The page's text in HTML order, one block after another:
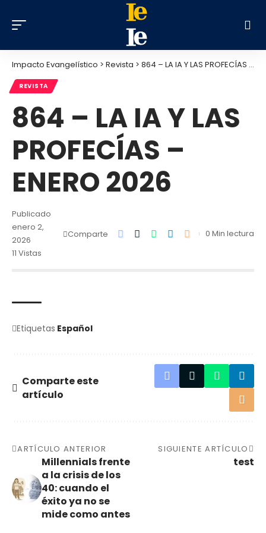
Impacto Evangelístico > Revista > 864 – LA IA Y LAS PROFECÍAS – ENERO 2026
REVISTA
864 – LA IA Y LAS
PROFECÍAS –
ENERO 2026
Publicado
enero 2,
2026
11 Vistas
Comparte 0 Min lectura
Etiquetas Español
Comparte este
artículo
ARTÍCULO ANTERIOR
Millennials frente
a la crisis de los
40: cuando el
éxito ya no se
mide como antes
SIGUIENTE ARTÍCULO
test